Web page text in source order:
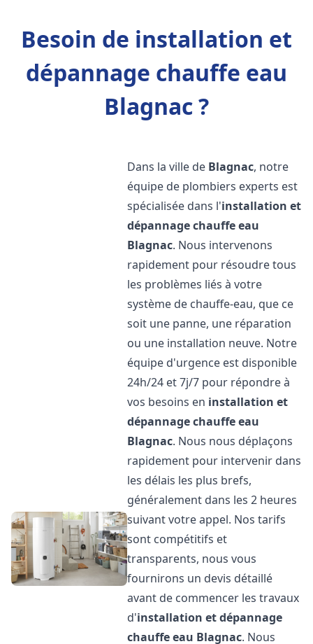
Besoin de installation et
dépannage chauffe eau
Blagnac ?
Dans la ville de Blagnac, notre
équipe de plombiers experts est
spécialisée dans l'installation et
dépannage chauffe eau
Blagnac. Nous intervenons
rapidement pour résoudre tous
les problèmes liés à votre
système de chauffe-eau, que ce
soit une panne, une réparation
ou une installation neuve. Notre
équipe d'urgence est disponible
24h/24 et 7j/7 pour répondre à
vos besoins en installation et
dépannage chauffe eau
Blagnac. Nous nous déplaçons
rapidement pour intervenir dans
les délais les plus brefs,
généralement dans les 2 heures
suivant votre appel. Nos tarifs
sont compétitifs et
transparents, nous vous
fournirons un devis détaillé
avant de commencer les travaux
d'installation et dépannage
chauffe eau Blagnac. Nous